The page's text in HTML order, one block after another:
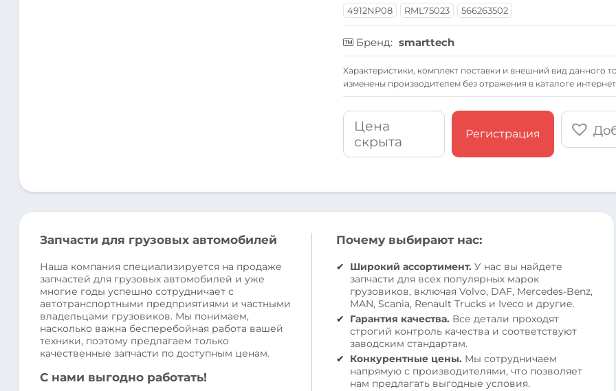
4912NP08 RML75023 566263502
Бренд: smarttech
Xарактеристики, комплект поставки и внешний вид данного
изменены производителем без отражения в каталоге
Цена
скрыта
Регистрация
Запчасти для грузовых автомобилей
Наша компания специализируется на продаже
запчастей для грузовых автомобилей и уже
многие годы успешно сотрудничает с
автотранспортными предприятиями и частными
владельцами грузовиков. Мы понимаем,
насколько важна бесперебойная работа вашей
техники, поэтому предлагаем только
качественные запчасти по доступным ценам.
С нами выгодно работать!
Почему выбирают нас:
Широкий ассортимент. У нас вы найдете
запчасти для всех популярных марок
грузовиков, включая Volvo, DAF, Mercedes-Benz,
MAN, Scania, Renault Trucks и Iveco и другие.
Гарантия качества. Все детали проходят
строгий контроль качества и соответствуют
заводским стандартам.
Конкурентные цены. Мы сотрудничаем
напрямую с производителями, что позволяет
нам предлагать выгодные условия.